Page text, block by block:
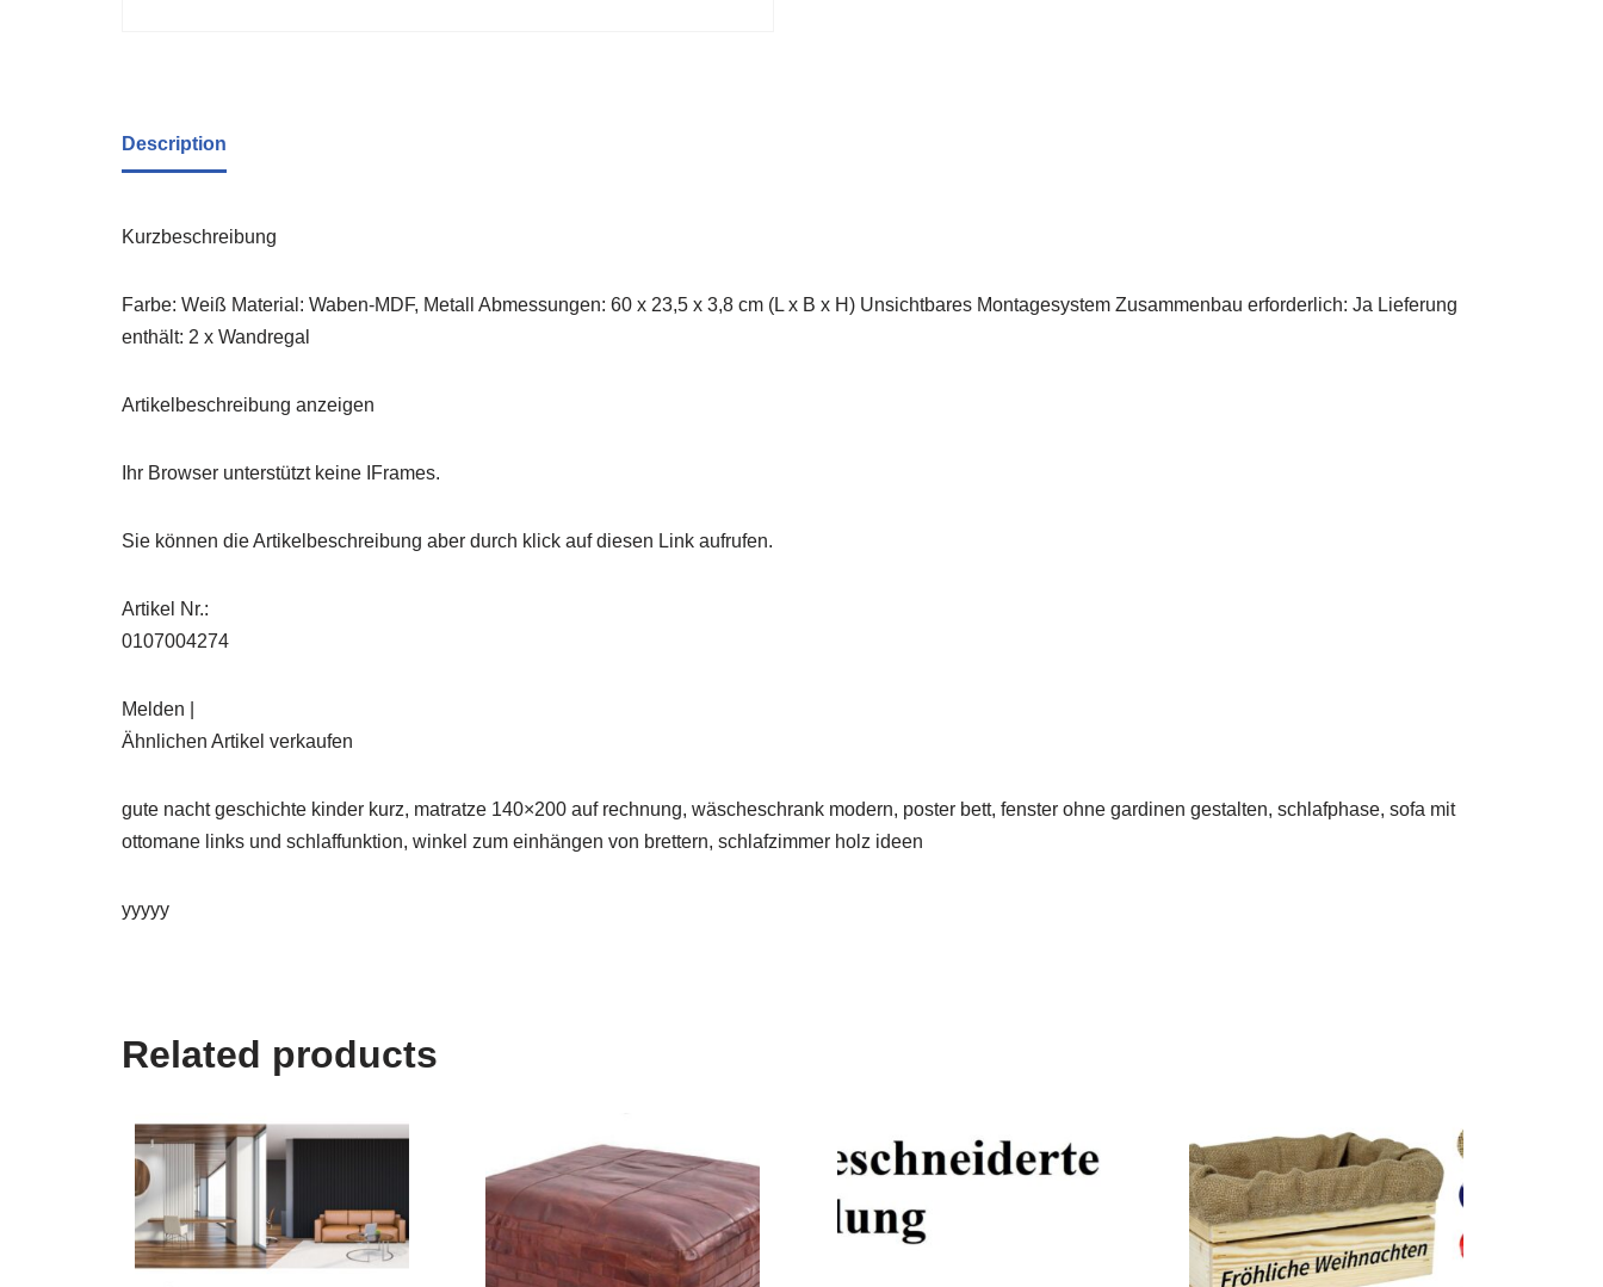
Description
Kurzbeschreibung
Farbe: Weiß Material: Waben-MDF, Metall Abmessungen: 60 x 23,5 x 3,8 cm (L x B x H) Unsichtbares Montagesystem Zusammenbau erforderlich: Ja Lieferung
enthält: 2 x Wandregal
Artikelbeschreibung anzeigen
Ihr Browser unterstützt keine IFrames.
Sie können die Artikelbeschreibung aber durch klick auf diesen Link aufrufen.
Artikel Nr.:
0107004274
Melden |
Ähnlichen Artikel verkaufen
gute nacht geschichte kinder kurz, matratze 140×200 auf rechnung, wäscheschrank modern, poster bett, fenster ohne gardinen gestalten, schlafphase, sofa mit
ottomane links und schlaffunktion, winkel zum einhängen von brettern, schlafzimmer holz ideen
yyyyy
Related products